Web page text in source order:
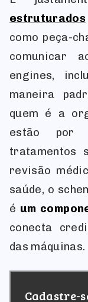
estruturados
como peça-
comunicar
engines,
maneira
quem é a
estão por
tratamentos
revisão
saúde, o
é um
conecta
das máquinas.
Cadastre-